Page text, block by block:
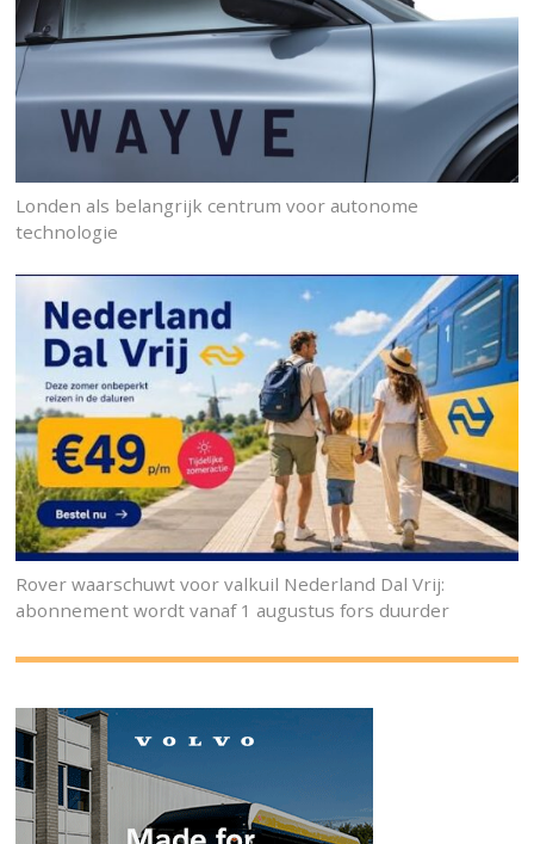
Londen als belangrijk centrum voor autonome
technologie
Rover waarschuwt voor valkuil Nederland Dal Vrij:
abonnement wordt vanaf 1 augustus fors duurder